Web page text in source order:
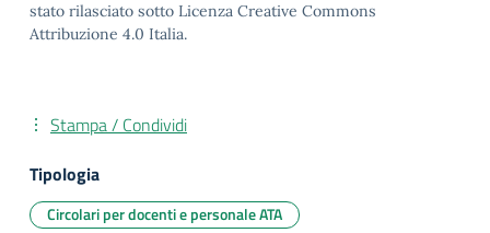
stato rilasciato sotto Licenza Creative Commons
Attribuzione 4.0 Italia.
Stampa / Condividi
Tipologia
Circolari per docenti e personale ATA